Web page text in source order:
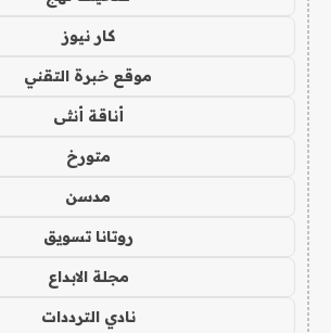
كار نيوز
موقع خبرة التقني
أناقة أنثى
متورخ
مدسن
روتانا تسويق
مجلة الابداع
نادي الترددات